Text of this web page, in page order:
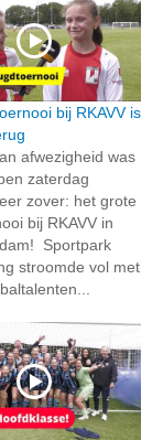
bij RKAVV is
afwezigheid was
zaterdag
zover: het grote
bij RKAVV in
Sportpark
stroomde vol met